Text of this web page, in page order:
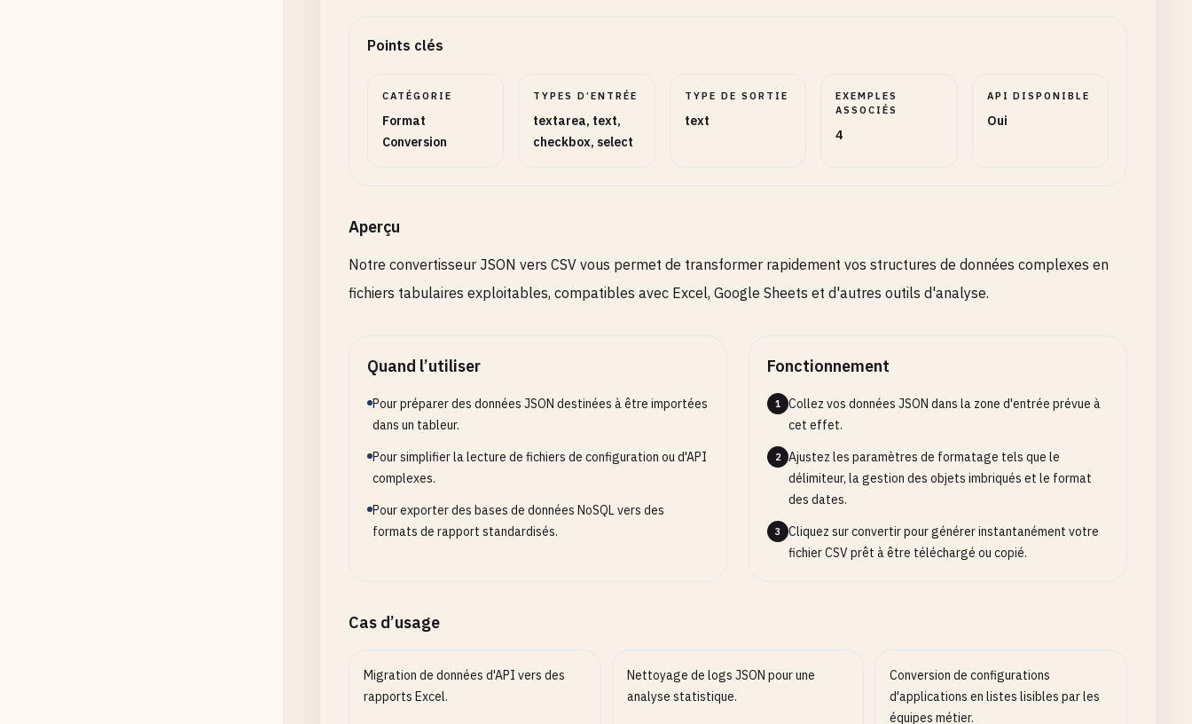
Points clés
CATÉGORIE
Format
Conversion
TYPES D’ENTRÉE
textarea, text,
checkbox, select
TYPE DE SORTIE
text
EXEMPLES
ASSOCIÉS
4
API DISPONIBLE
Oui
Aperçu
Notre convertisseur JSON vers CSV vous permet de transformer rapidement vos structures de données complexes en
fichiers tabulaires exploitables, compatibles avec Excel, Google Sheets et d'autres outils d'analyse.
Quand l’utiliser
Pour préparer des données JSON destinées à être importées
dans un tableur.
Pour simplifier la lecture de fichiers de configuration ou d'API
complexes.
Pour exporter des bases de données NoSQL vers des
formats de rapport standardisés.
Fonctionnement
1
Collez vos données JSON dans la zone d'entrée prévue à
cet effet.
2
Ajustez les paramètres de formatage tels que le
délimiteur, la gestion des objets imbriqués et le format
des dates.
3
Cliquez sur convertir pour générer instantanément votre
fichier CSV prêt à être téléchargé ou copié.
Cas d’usage
Migration de données d'API vers des
rapports Excel.
Nettoyage de logs JSON pour une
analyse statistique.
Conversion de configurations
d'applications en listes lisibles par les
équipes métier.